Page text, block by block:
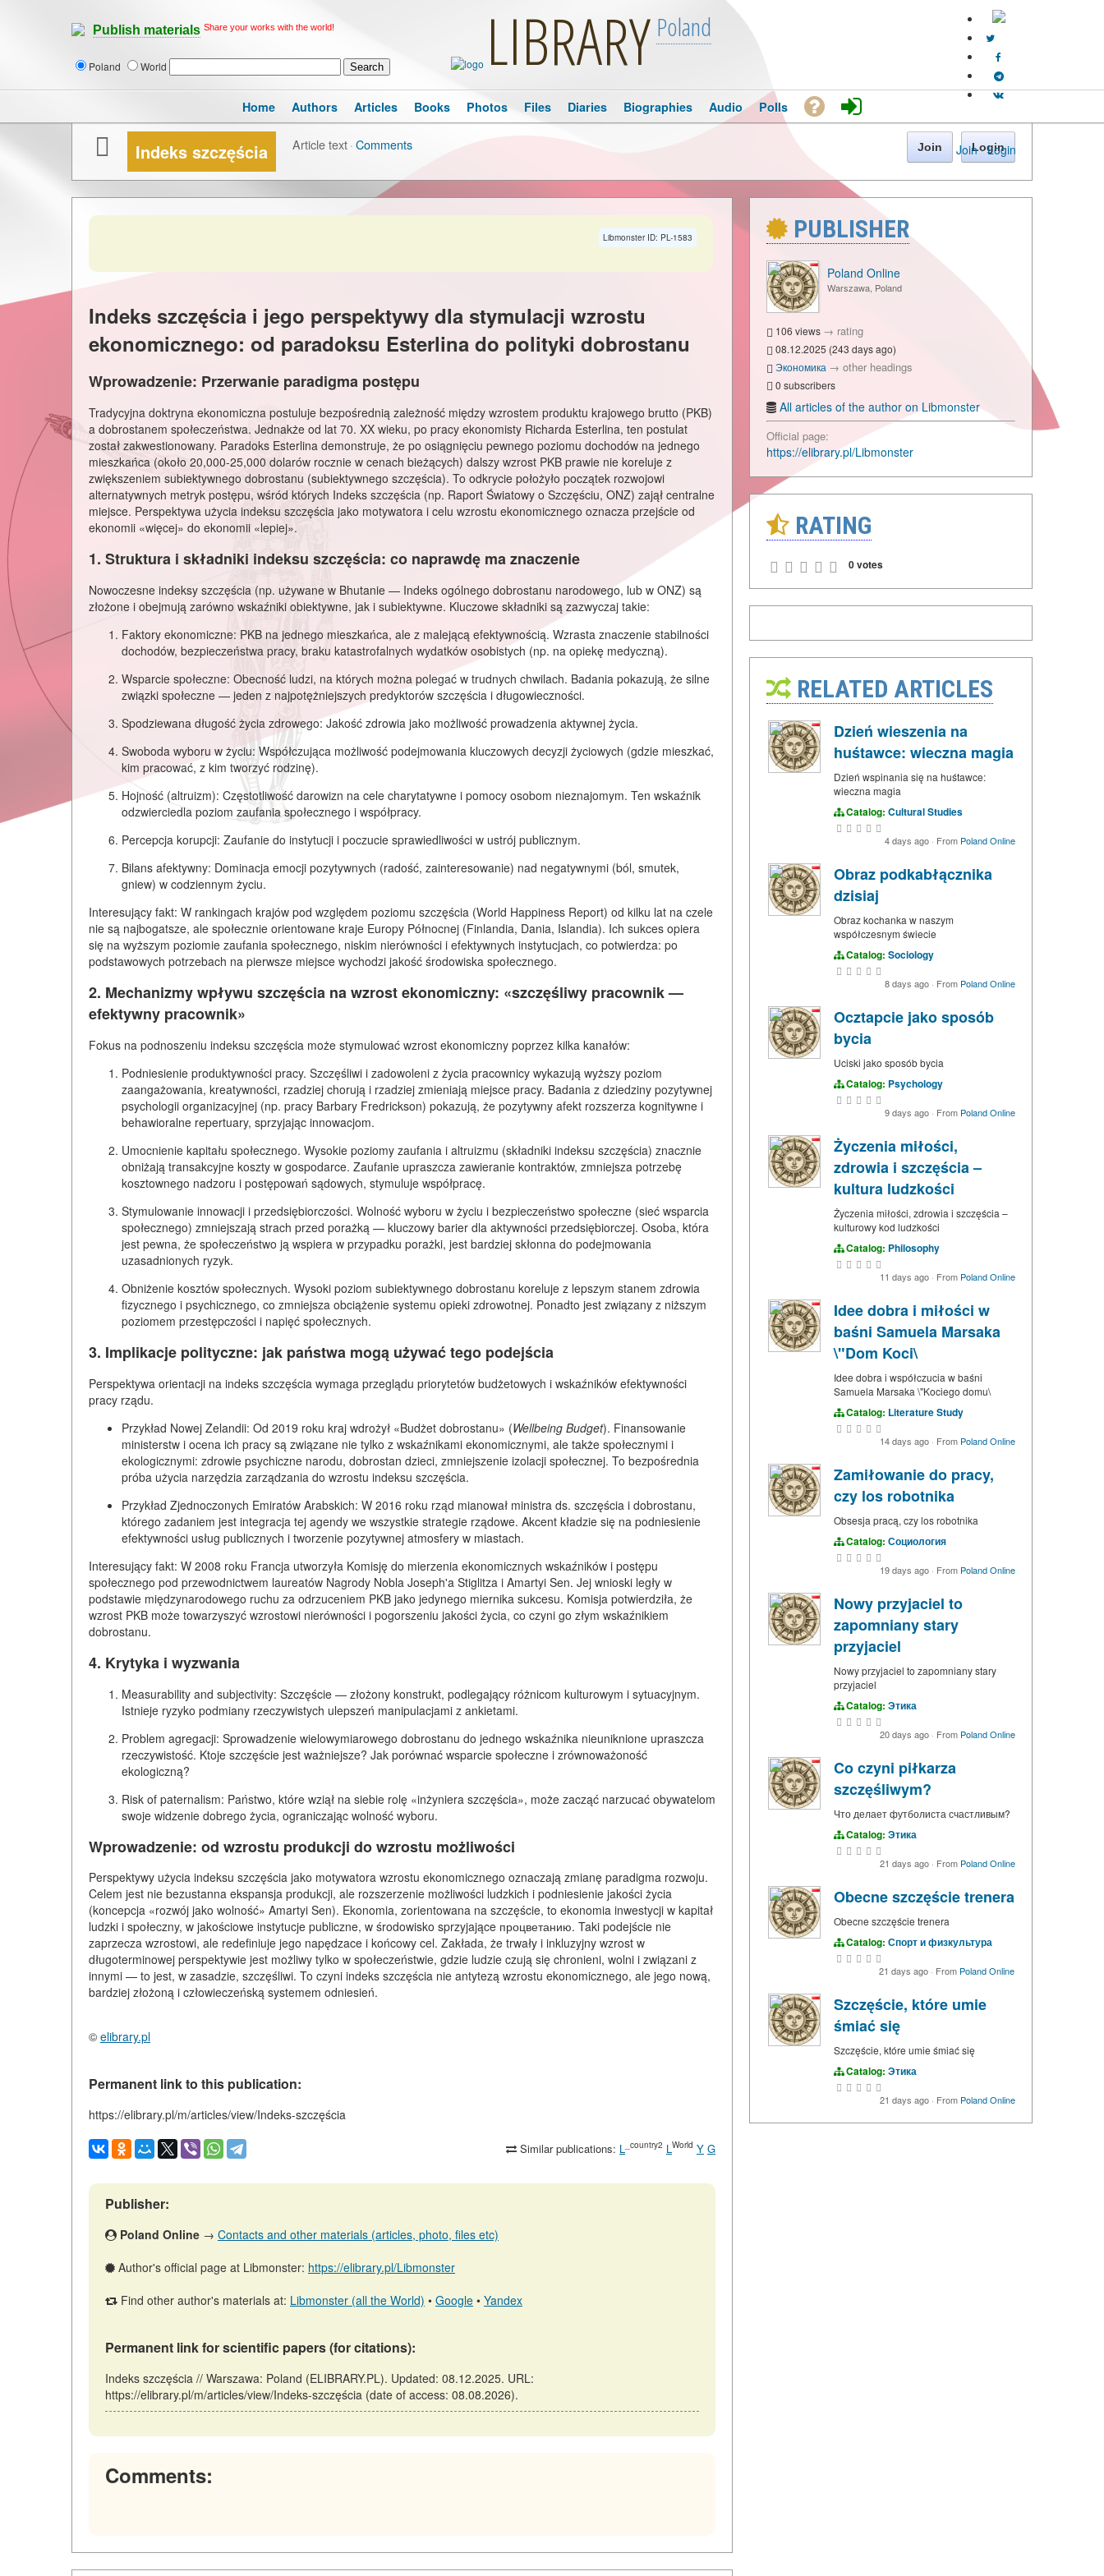
Publish materials Share your works with the world!
Poland World LIBRARY Poland
Join · Login
Home Authors Articles Books Photos Files Diaries Biographies Audio Polls
Indeks szczęścia Article text·Comments Join Login
Libmonster ID: PL-1583
Indeks szczęścia i jego perspektywy dla stymulacji wzrostu
ekonomicznego: od paradoksu Esterlina do polityki dobrostanu
Wprowadzenie: Przerwanie paradigma postępu
Tradycyjna doktryna ekonomiczna postuluje bezpośrednią zależność między wzrostem produktu krajowego brutto (PKB)
a dobrostanem społeczeństwa. Jednakże od lat 70. XX wieku, po pracy ekonomisty Richarda Esterlina, ten postulat
został zakwestionowany. Paradoks Esterlina demonstruje, że po osiągnięciu pewnego poziomu dochodów na jednego
mieszkańca (około 20,000-25,000 dolarów rocznie w cenach bieżących) dalszy wzrost PKB prawie nie koreluje z
zwiększeniem subiektywnego dobrostanu (subiektywnego szczęścia). To odkrycie położyło początek rozwojowi
alternatywnych metryk postępu, wśród których Indeks szczęścia (np. Raport Światowy o Szczęściu, ONZ) zajął centralne
miejsce. Perspektywa użycia indeksu szczęścia jako motywatora i celu wzrostu ekonomicznego oznacza przejście od
ekonomii «więcej» do ekonomii «lepiej».
1. Struktura i składniki indeksu szczęścia: co naprawdę ma znaczenie
Nowoczesne indeksy szczęścia (np. używane w Bhutanie — Indeks ogólnego dobrostanu narodowego, lub w ONZ) są
złożone i obejmują zarówno wskaźniki obiektywne, jak i subiektywne. Kluczowe składniki są zazwyczaj takie:
Faktory ekonomiczne: PKB na jednego mieszkańca, ale z malejącą efektywnością. Wzrasta znaczenie stabilności
dochodów, bezpieczeństwa pracy, braku katastrofalnych wydatków osobistych (np. na opiekę medyczną).
Wsparcie społeczne: Obecność ludzi, na których można polegać w trudnych chwilach. Badania pokazują, że silne
związki społeczne — jeden z najpotężniejszych predyktorów szczęścia i długowieczności.
Spodziewana długość życia zdrowego: Jakość zdrowia jako możliwość prowadzenia aktywnej życia.
Swoboda wyboru w życiu: Współczująca możliwość podejmowania kluczowych decyzji życiowych (gdzie mieszkać,
kim pracować, z kim tworzyć rodzinę).
Hojność (altruizm): Częstotliwość darowizn na cele charytatywne i pomocy osobom nieznajomym. Ten wskaźnik
odzwierciedla poziom zaufania społecznego i współpracy.
Percepcja korupcji: Zaufanie do instytucji i poczucie sprawiedliwości w ustrój publicznym.
Bilans afektywny: Dominacja emocji pozytywnych (radość, zainteresowanie) nad negatywnymi (ból, smutek,
gniew) w codziennym życiu.
Interesujący fakt: W rankingach krajów pod względem poziomu szczęścia (World Happiness Report) od kilku lat na czele
nie są najbogatsze, ale społecznie orientowane kraje Europy Północnej (Finlandia, Dania, Islandia). Ich sukces opiera
się na wyższym poziomie zaufania społecznego, niskim nierówności i efektywnych instytucjach, co potwierdza: po
podstawowych potrzebach na pierwsze miejsce wychodzi jakość środowiska społecznego.
2. Mechanizmy wpływu szczęścia na wzrost ekonomiczny: «szczęśliwy pracownik —
efektywny pracownik»
Fokus na podnoszeniu indeksu szczęścia może stymulować wzrost ekonomiczny poprzez kilka kanałów:
Podniesienie produktywności pracy. Szczęśliwi i zadowoleni z życia pracownicy wykazują wyższy poziom
zaangażowania, kreatywności, rzadziej chorują i rzadziej zmieniają miejsce pracy. Badania z dziedziny pozytywnej
psychologii organizacyjnej (np. pracy Barbary Fredrickson) pokazują, że pozytywny afekt rozszerza kognitywne i
behawioralne repertuary, sprzyjając innowacjom.
Umocnienie kapitału społecznego. Wysokie poziomy zaufania i altruizmu (składniki indeksu szczęścia) znacznie
obniżają transakcyjne koszty w gospodarce. Zaufanie upraszcza zawieranie kontraktów, zmniejsza potrzebę
kosztownego nadzoru i postępowań sądowych, stymuluje współpracę.
Stymulowanie innowacji i przedsiębiorczości. Wolność wyboru w życiu i bezpieczeństwo społeczne (sieć wsparcia
społecznego) zmniejszają strach przed porażką — kluczowy barier dla aktywności przedsiębiorczej. Osoba, która
jest pewna, że społeczeństwo ją wspiera w przypadku porażki, jest bardziej skłonna do podejmowania
uzasadnionych ryzyk.
Obniżenie kosztów społecznych. Wysoki poziom subiektywnego dobrostanu koreluje z lepszym stanem zdrowia
fizycznego i psychicznego, co zmniejsza obciążenie systemu opieki zdrowotnej. Ponadto jest związany z niższym
poziomem przestępczości i napięć społecznych.
3. Implikacje polityczne: jak państwa mogą używać tego podejścia
Perspektywa orientacji na indeks szczęścia wymaga przeglądu priorytetów budżetowych i wskaźników efektywności
pracy rządu.
Przykład Nowej Zelandii: Od 2019 roku kraj wdrożył «Budżet dobrostanu» (Wellbeing Budget). Finansowanie
ministerstw i ocena ich pracy są związane nie tylko z wskaźnikami ekonomicznymi, ale także społecznymi i
ekologicznymi: zdrowie psychiczne narodu, dobrostan dzieci, zmniejszenie izolacji społecznej. To bezpośrednia
próba użycia narzędzia zarządzania do wzrostu indeksu szczęścia.
Przykład Zjednoczonych Emiratów Arabskich: W 2016 roku rząd mianował ministra ds. szczęścia i dobrostanu,
którego zadaniem jest integracja tej agendy we wszystkie strategie rządowe. Akcent kładzie się na podniesienie
efektywności usług publicznych i tworzenie pozytywnej atmosfery w miastach.
Interesujący fakt: W 2008 roku Francja utworzyła Komisję do mierzenia ekonomicznych wskaźników i postępu
społecznego pod przewodnictwem laureatów Nagrody Nobla Joseph'a Stiglitza i Amartyi Sen. Jej wnioski legły w
podstawie międzynarodowego ruchu za odrzuceniem PKB jako jedynego miernika sukcesu. Komisja potwierdziła, że
wzrost PKB może towarzyszyć wzrostowi nierówności i pogorszeniu jakości życia, co czyni go złym wskaźnikiem
dobrostanu.
4. Krytyka i wyzwania
Measurability and subjectivity: Szczęście — złożony konstrukt, podlegający różnicom kulturowym i sytuacyjnym.
Istnieje ryzyko podmiany rzeczywistych ulepszeń manipulacjami z ankietami.
Problem agregacji: Sprowadzenie wielowymiarowego dobrostanu do jednego wskaźnika nieuniknione upraszcza
rzeczywistość. Ktoje szczęście jest ważniejsze? Jak porównać wsparcie społeczne i zrównoważoność
ekologiczną?
Risk of paternalism: Państwo, które wziął na siebie rolę «inżyniera szczęścia», może zacząć narzucać obywatelom
swoje widzenie dobrego życia, ograniczając wolność wyboru.
Wprowadzenie: od wzrostu produkcji do wzrostu możliwości
Perspektywy użycia indeksu szczęścia jako motywatora wzrostu ekonomicznego oznaczają zmianę paradigma rozwoju.
Celem jest nie bezustanna ekspansja produkcji, ale rozszerzenie możliwości ludzkich i podniesienie jakości życia
(koncepcja «rozwój jako wolność» Amartyi Sen). Ekonomia, zorientowana na szczęście, to ekonomia inwestycji w kapitał
ludzki i społeczny, w jakościowe instytucje publiczne, w środowisko sprzyjające процветанию. Taki podejście nie
zaprzecza wzrostowi, ale redefiniuje jego napędzace i końcowy cel. Zakłada, że trwały i inkluzyjny wzrost w
długoterminowej perspektywie jest możliwy tylko w społeczeństwie, gdzie ludzie czują się chronieni, wolni i związani z
innymi — to jest, w zasadzie, szczęśliwi. To czyni indeks szczęścia nie antytezą wzrostu ekonomicznego, ale jego nową,
bardziej złożoną i człowieczeńską systemem odniesień.
© elibrary.pl
Permanent link to this publication:
https://elibrary.pl/m/articles/view/Indeks-szczęścia
Similar publications: L _country2 L World Y G
Publisher:
Poland Online → Contacts and other materials (articles, photo, files etc)
Author's official page at Libmonster: https://elibrary.pl/Libmonster
Find other author's materials at: Libmonster (all the World) • Google • Yandex
Permanent link for scientific papers (for citations):
Indeks szczęścia // Warszawa: Poland (ELIBRARY.PL). Updated: 08.12.2025. URL:
https://elibrary.pl/m/articles/view/Indeks-szczęścia (date of access: 08.08.2026).
Comments:
PUBLISHER
Poland Online
Warszawa, Poland
106 views → rating
08.12.2025 (243 days ago)
Экономика → other headings
0 subscribers
All articles of the author on Libmonster
Official page:
https://elibrary.pl/Libmonster
RATING
0 votes
RELATED ARTICLES
Dzień wieszenia na
huśtawce: wieczna magia
Dzień wspinania się na huśtawce:
wieczna magia
Catalog: Cultural Studies
4 days ago · From Poland Online
Obraz podkabłącznika
dzisiaj
Obraz kochanka w naszym
współczesnym świecie
Catalog: Sociology
8 days ago · From Poland Online
Ocztapcie jako sposób
bycia
Uciski jako sposób bycia
Catalog: Psychology
9 days ago · From Poland Online
Życzenia miłości,
zdrowia i szczęścia –
kultura ludzkości
Życzenia miłości, zdrowia i szczęścia –
kulturowy kod ludzkości
Catalog: Philosophy
11 days ago · From Poland Online
Idee dobra i miłości w
baśni Samuela Marsaka
\"Dom Koci\
Idee dobra i współczucia w baśni
Samuela Marsaka \"Kociego domu\
Catalog: Literature Study
14 days ago · From Poland Online
Zamiłowanie do pracy,
czy los robotnika
Obsesja pracą, czy los robotnika
Catalog: Социология
19 days ago · From Poland Online
Nowy przyjaciel to
zapomniany stary
przyjaciel
Nowy przyjaciel to zapomniany stary
przyjaciel
Catalog: Этика
20 days ago · From Poland Online
Co czyni piłkarza
szczęśliwym?
Что делает футболиста счастливым?
Catalog: Этика
21 days ago · From Poland Online
Obecne szczęście trenera
Obecne szczęście trenera
Catalog: Спорт и физкультура
21 days ago · From Poland Online
Szczęście, które umie
śmiać się
Szczęście, które umie śmiać się
Catalog: Этика
21 days ago · From Poland Online